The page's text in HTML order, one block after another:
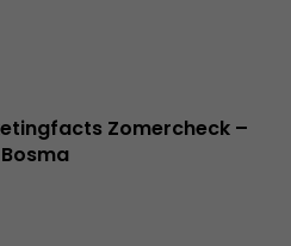
Zomercheck –